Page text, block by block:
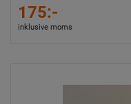
175:-
inklusive moms